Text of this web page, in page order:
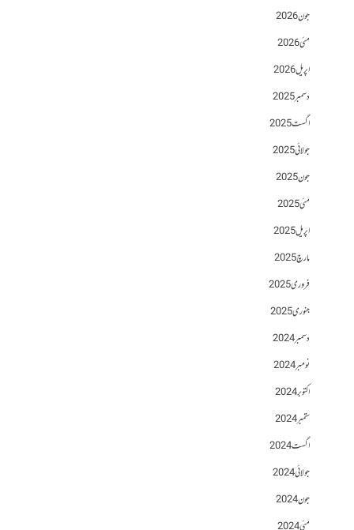
جون 2026
مئی 2026
اپریل 2026
دسمبر 2025
اگست 2025
جولائی 2025
جون 2025
مئی 2025
اپریل 2025
مارچ 2025
فروری 2025
جنوری 2025
دسمبر 2024
نومبر 2024
اکتوبر 2024
ستمبر 2024
اگست 2024
جولائی 2024
جون 2024